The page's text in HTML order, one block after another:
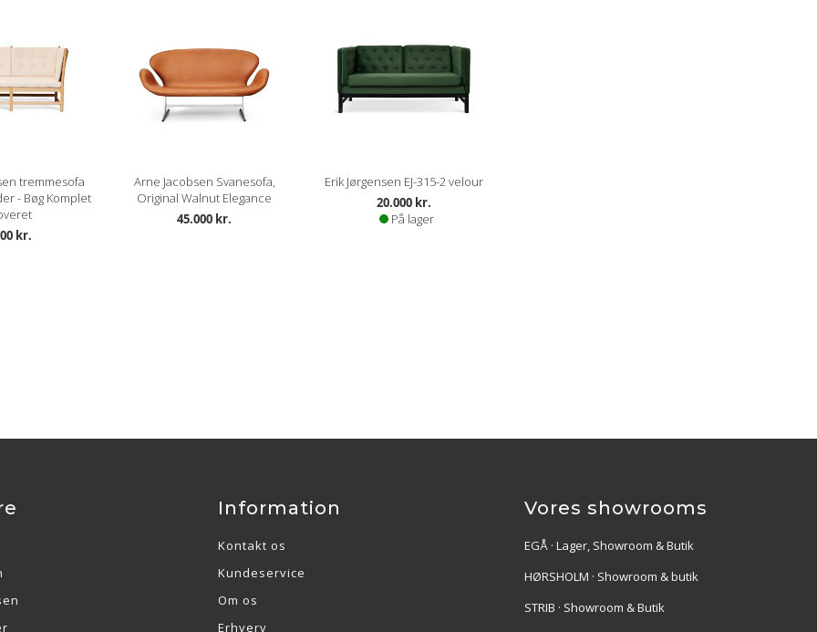
tremmesofa
- Bøg Komplet
kr.
Arne Jacobsen Svanesofa,
Original Walnut Elegance
45.000 kr.
Erik Jørgensen EJ-315-2 velour
20.000 kr.
På lager
Information
Kontakt os
Kundeservice
Om os
Erhverv
Vores showrooms
EGÅ · Lager, Showroom & Butik
HØRSHOLM · Showroom & butik
STRIB · Showroom & Butik